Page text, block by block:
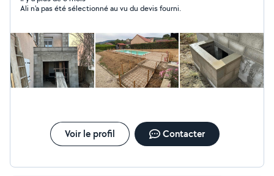
toute concurrence !
Ali n'a pas été sélectionné au vu du devis fourni.
Voir le profil Contacter